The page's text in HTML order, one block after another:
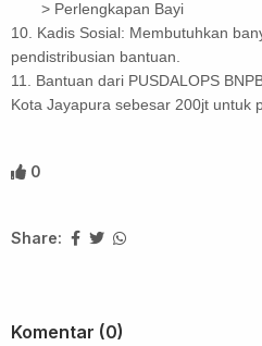
> Perlengkapan Bayi
10. Kadis Sosial: Membutuhkan
pendistribusian bantuan.
11. Bantuan dari PUSDALOPS
Kota Jayapura sebesar 200jt untuk
0
Share:
Komentar (0)